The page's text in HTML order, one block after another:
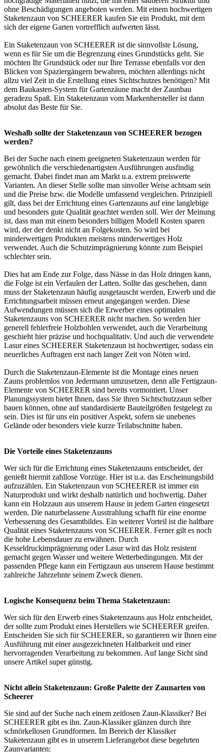
ohne Beschädigungen angeboten werden. Mit einem hochwertigen
Staketenzaun von SCHEERER kaufen Sie ein Produkt, mit dem
sich der eigene Garten vortrefflich aufwerten lässt.
Ein Staketenzaun von SCHEERER ist die sinnvollste Lösung,
wenn es für Sie um die Begrenzung eines Grundstücks geht. Sie
möchten Ihr Grundstück oder nur Ihre Terrasse ebenfalls vor den
Blicken von Spaziergängern bewahren, möchten allerdings nicht
allzu viel Zeit in die Erstellung eines Sichtschutzes benötigen? Mit
dem Baukasten-System fürGartenzäune macht der Zaunbau
geradezu Spaß. Ein Staketenzaun vom Markenhersteller ist dann
absolut das Beste für Sie.
Weshalb sollte der Staketenzaun von SCHEERER bezogen
werden?
Bei der Suche nach einem geeigneten Staketenzaun werden für
gewöhnlich die verschiedenartigsten Ausführungen ausfindig
gemacht. Dabei findet man am Markt u.a. extrem preiswerte
Varianten. An dieser Stelle sollte man sinvoller Weise achtsam sein
und die Preise bzw. die Modelle umfassend vergleichen. Prinzipiell
gilt, dass bei der Errichtung eines Gartenzauns auf eine langlebige
und besonders gute Qualität geachtet werden soll. Wer der Meinung
ist, dass man mit einem besonders billigen Modell Kosten sparen
wird, der der denkt nicht an Folgekosten. So wird bei
minderwertigen Produkten meistens minderwertiges Holz
verwendet. Auch die Schutzimprägnierung könnte zum Beispiel
schlechter sein.
Dies hat am Ende zur Folge, dass Nässe in das Holz dringen kann,
die Folge ist ein Verfaulen der Latten. Sollte das geschehen, dann
muss der Staketenzaun häufig ausgetauscht werden, Erwerb und die
Errichtungsarbeit müssen erneut angegangen werden. Diese
Aufwendungen müssen sich die Erwerber eines optimalen
Staketenzauns von SCHEERER nicht machen. So werden hier
generell fehlerfreie Holzbohlen verwendet, auch die Verarbeitung
geschieht hier präzise und hochqualitativ. Und auch die verwendete
Lasur eines SCHEERER Staketenzaun ist hochwertiger, sodass ein
neuerliches Auftragen erst nach langer Zeit von Nöten wird.
Durch die Staketenzaun-Elemente ist die Montage eines neuen
Zauns problemlos von Jedermann umzusetzen, denn alle Fertigzaun-
Elemente von SCHEERER sind bereits vormontiert. Unser
Planungssystem bietet Ihnen, dass Sie ihren Sichtschutzzaun selber
bauen können, ohne auf standardisierte Bauteilgrößen festgelegt zu
sein. Dies ist für uns ein positiver Aspekt, sofern sie unebenes
Gelände oder besonders viele kurze Teilabschnitte haben.
Die Vorteile eines Staketenzauns
Wer sich für die Errichtung eines Staketenzauns entscheidet, der
genießt hiermit zahllose Vorzüge. Hier ist u.a. das Erscheinungsbild
aufzuzählen. Ein Staketenzaun von SCHEERER ist immer ein
Naturprodukt und wirkt deshalb natürlich und hochwertig. Daher
kann ein Holzzaun aus unserem Hause in jedem Garten eingesetzt
werden. Die naturbelassene Ausstrahlung schafft für eine enorme
Verbesserung des Gesamtbildes. Ein weiterer Vorteil ist die haltbare
Qualität eines Staketenzauns von SCHEERER. Ferner gilt es noch
die hohe Lebensdauer zu erwähnen. Durch
Kesseldruckimprägnierung oder Lasur wird das Holz resistent
gemacht gegen Wasser und weitere Wetterbedingungen. Mit der
passenden Pflege kann ein Fertigzaun aus unserem Hause bestimmt
zahlreiche Jahrzehnte seinem Zweck dienen.
Logische Konsequenz beim Thema Staketenzaun:
Wer sich für den Erwerb eines Staketenzauns aus Holz entscheidet,
der sollte zum Produkt eines Herstellers wie SCHEERER greifen.
Entscheiden Sie sich für SCHEERER, so garantieren wir Ihnen eine
Ausführung mit einer ausgezeichneten Haltbarkeit und einer
hervorragenden Verarbeitung zu bekommen. Auf lange Sicht sind
unsere Artikel super günstig.
Nicht allein Staketenzaun: Große Palette der Zaunarten von
Scheerer
Sie sind auf der Suche nach einem zeitlosen Zaun-Klassiker? Bei
SCHEERER gibt es ihn. Zaun-Klassiker glänzen durch ihre
schnörkellosen Grundformen. Im Bereich der Klassiker
Staketenzaun gibt es in unserem Lieferangebot diese begehrten
Zaunvarianten: